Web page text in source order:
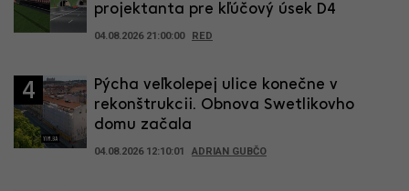
projektanta pre kľúčový úsek D4
04.08.2026 21:00:00 RED
4
Pýcha veľkolepej ulice konečne v
rekonštrukcii. Obnova Swetlikovho
domu začala
04.08.2026 12:10:01 ADRIAN GUBČO